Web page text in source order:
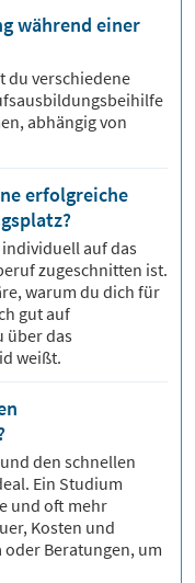
während einer
du verschiedene
abhängig von
erfolgreiche
auf das
zugeschnitten ist.
warum du dich für
gut auf
über das
weißt.
den schnellen
Ein Studium
und oft mehr
Kosten und
Beratungen, um